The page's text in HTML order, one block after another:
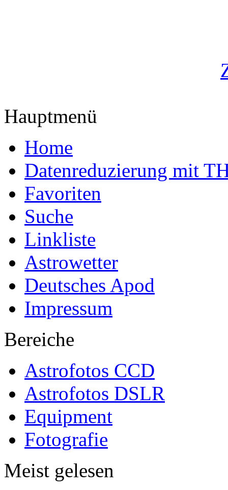
Hauptmenü
Home
Datenreduzierung mit
Favoriten
Suche
Linkliste
Astrowetter
Deutsches Apod
Impressum
Bereiche
Astrofotos CCD
Astrofotos DSLR
Equipment
Fotografie
Meist gelesen